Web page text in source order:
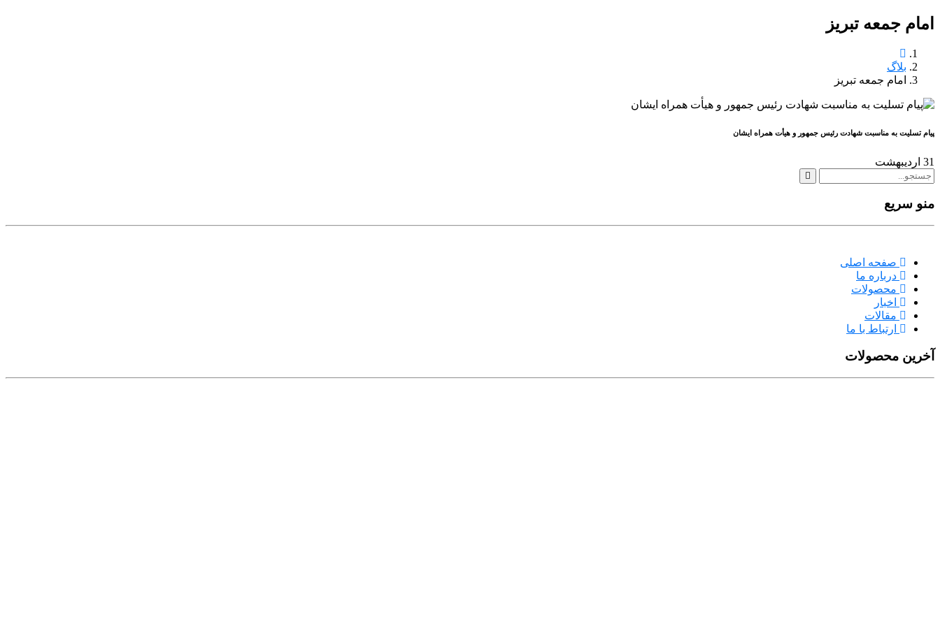
امام جمعه تبریز
بلاگ
امام جمعه تبریز
پیام تسلیت به مناسبت شهادت رئیس جمهور و هیأت همراه ایشان
31 اردیبهشت
منو سریع
صفحه اصلی
درباره ما
محصولات
اخبار
مقالات
ارتباط با ما
آخرین محصولات